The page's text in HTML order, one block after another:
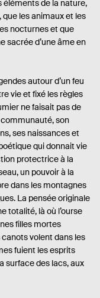
de la nature,
les animaux et les
nocturnes et que
sacrée d’une âme en
autour d’un feu
vie et fixé les règles
ne faisait pas de
son
ses naissances et
qui donnait vie
protectrice à la
un pouvoir à la
dans les montagnes
La pensée originale
totalité, là où l’ourse
filles mortes
volent dans les
fuient les esprits
surface des lacs, aux